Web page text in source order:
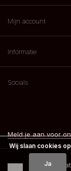
Mijn account
Informatie
Socials
Meld je aan voor
© 2026
Wij slaan cookies
Ja